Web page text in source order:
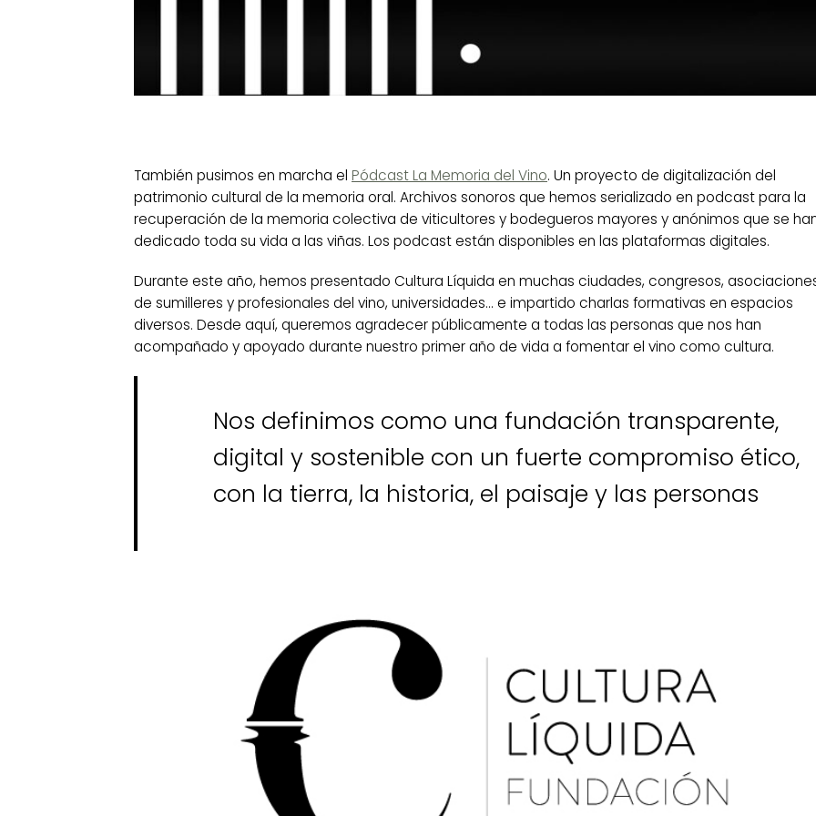
También pusimos en marcha el Pódcast La Memoria del Vino. Un proyecto de digitalización del
patrimonio cultural de la memoria oral. Archivos sonoros que hemos serializado en podcast para la
recuperación de la memoria colectiva de viticultores y bodegueros mayores y anónimos que se
dedicado toda su vida a las viñas. Los podcast están disponibles en las plataformas digitales.
Durante este año, hemos presentado Cultura Líquida en muchas ciudades, congresos,
de sumilleres y profesionales del vino, universidades… e impartido charlas formativas en espacios
diversos. Desde aquí, queremos agradecer públicamente a todas las personas que nos han
acompañado y apoyado durante nuestro primer año de vida a fomentar el vino como cultura.
Nos definimos como una fundación transparente,
digital y sostenible con un fuerte compromiso ético,
con la tierra, la historia, el paisaje y las personas